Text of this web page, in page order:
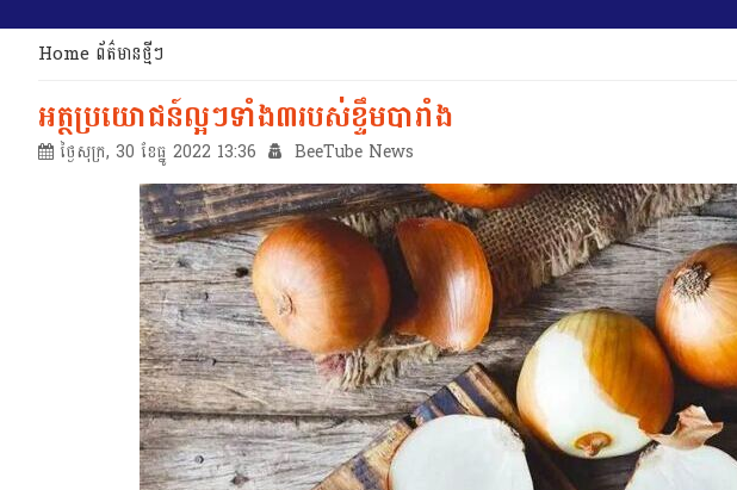
Home ព័ត៌មានថ្មីៗ
អត្ថប្រយោជន៍ល្អៗទាំង៣របស់ខ្ទឹមបារាំង
ថ្ងៃសុក្រ, 30 ខែធ្នូ 2022 13:36 BeeTube News